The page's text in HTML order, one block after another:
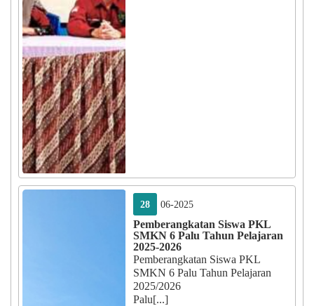
28 06-2025
Pemberangkatan Siswa PKL
SMKN 6 Palu Tahun Pelajaran
2025-2026
Pemberangkatan Siswa PKL
SMKN 6 Palu Tahun Pelajaran
2025/2026
Palu[...]